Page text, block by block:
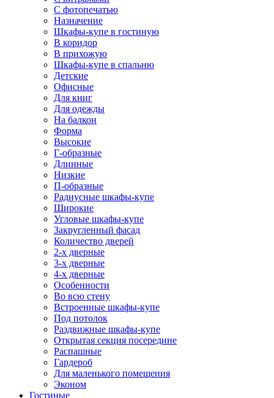
С фотопечатью
Назначение
Шкафы-купе в гостиную
В коридор
В прихожую
Шкафы-купе в спальню
Детские
Офисные
Для книг
Для одежды
На балкон
Форма
Высокие
Г-образные
Длинные
Низкие
П-образные
Радиусные шкафы-купе
Широкие
Угловые шкафы-купе
Закругленный фасад
Количество дверей
2-х дверные
3-х дверные
4-х дверные
Особенности
Во всю стену
Встроенные шкафы-купе
Под потолок
Раздвижные шкафы-купе
Открытая секция посередине
Распашные
Гардероб
Для маленького помещения
Эконом
Гостиные